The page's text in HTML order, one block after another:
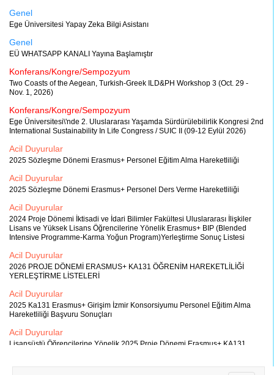
Genel
Ege Üniversitesi Yapay Zeka Bilgi Asistanı
Genel
EÜ WHATSAPP KANALI Yayına Başlamıştır
Konferans/Kongre/Sempozyum
Two Coasts of the Aegean, Turkish-Greek ILD&PH Workshop 3 (Oct. 29 -
Nov. 1, 2026)
Konferans/Kongre/Sempozyum
Ege Üniversitesi\'nde 2. Uluslararası Yaşamda Sürdürülebilirlik Kongresi 2nd
International Sustainability In Life Congress / SUIC II (09-12 Eylül 2026)
Acil Duyurular
2025 Sözleşme Dönemi Erasmus+ Personel Eğitim Alma Hareketliliği
Acil Duyurular
2025 Sözleşme Dönemi Erasmus+ Personel Ders Verme Hareketliliği
Acil Duyurular
2024 Proje Dönemi İktisadi ve İdari Bilimler Fakültesi Uluslararası İlişkiler
Lisans ve Yüksek Lisans Öğrencilerine Yönelik Erasmus+ BIP (Blended
Intensive Programme-Karma Yoğun Program)Yerleştirme Sonuç Listesi
Acil Duyurular
2026 PROJE DÖNEMİ ERASMUS+ KA131 ÖĞRENİM HAREKETLİLİĞİ
YERLEŞTİRME LİSTELERİ
Acil Duyurular
2025 Ka131 Erasmus+ Girişim İzmir Konsorsiyumu Personel Eğitim Alma
Hareketliliği Başvuru Sonuçları
Acil Duyurular
Lisansüstü Öğrencilerine Yönelik 2025 Proje Dönemi Erasmus+ KA131